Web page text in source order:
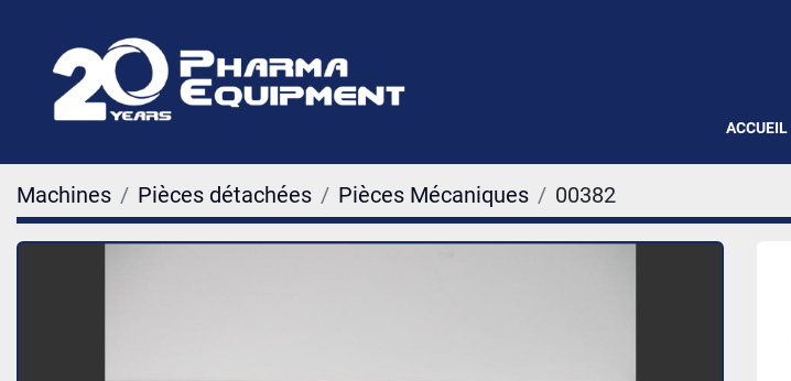
ACCUEIL
Machines Pièces détachées Pièces Mécaniques 00382